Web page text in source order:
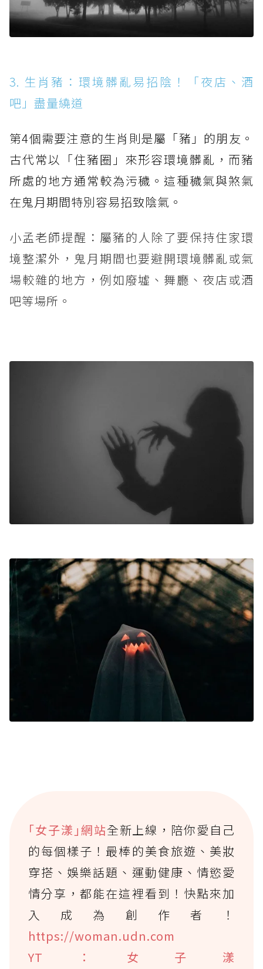
3. 生肖豬：環境髒亂易招陰！「夜店、酒
吧」盡量繞道
第4個需要注意的生肖則是屬「豬」的朋友。
古代常以「住豬圈」來形容環境髒亂，而豬
所處的地方通常較為污穢。這種穢氣與煞氣
在鬼月期間特別容易招致陰氣。
小孟老師提醒：屬豬的人除了要保持住家環
境整潔外，鬼月期間也要避開環境髒亂或氣
場較雜的地方，例如廢墟、舞廳、夜店或酒
吧等場所。
｢女子漾｣網站全新上線，陪你愛自己
的每個樣子！最棒的美食旅遊、美妝
穿搭、娛樂話題、運動健康、情慾愛
情分享，都能在這裡看到！快點來加
入成為創作者！
https://woman.udn.com
YT：女子漾